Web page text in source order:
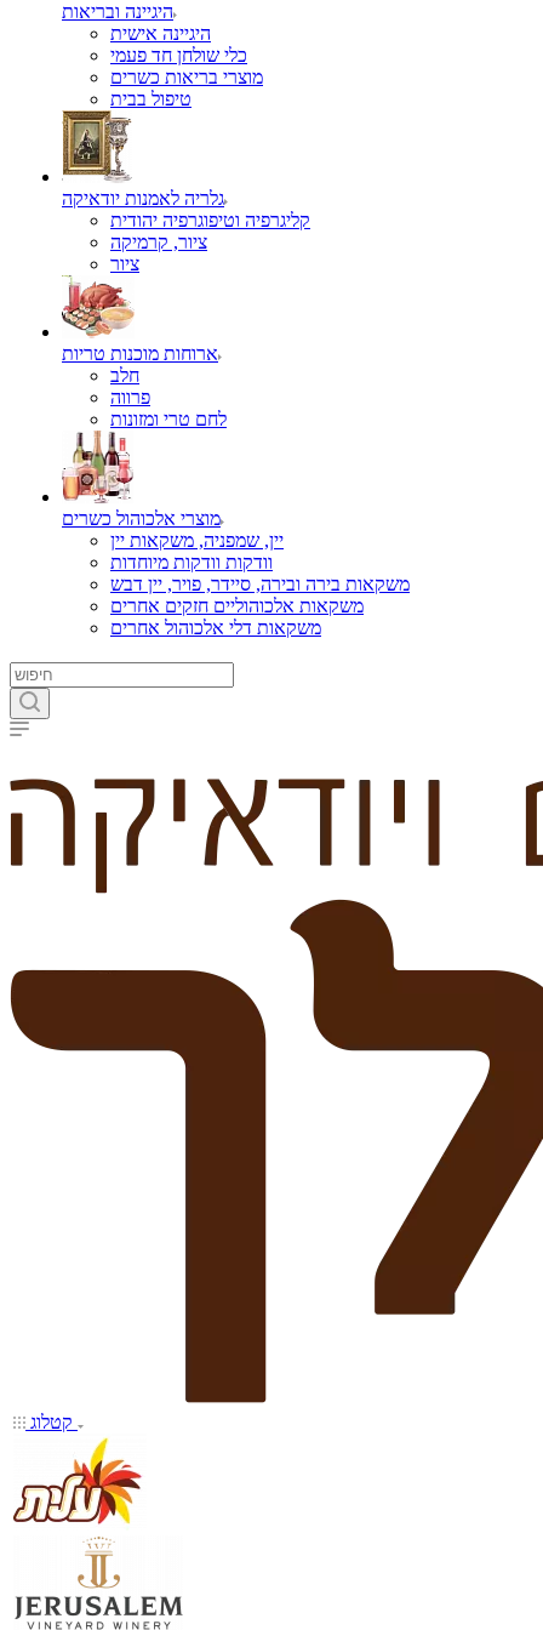
היגיינה ובריאות
היגיינה אישית
כלי שולחן חד פעמי
מוצרי בריאות כשרים
טיפול בבית
גלריה לאמנות יודאיקה
קליגרפיה וטיפוגרפיה יהודית
ציור, קרמיקה
ציור
ארוחות מוכנות טריות
חלב
פרווה
לחם טרי ומזונות
מוצרי אלכוהול כשרים
יין, שמפניה, משקאות יין
וודקות וודקות מיוחדות
משקאות בירה ובירה, סיידר, פויר, יין דבש
משקאות אלכוהוליים חזקים אחרים
משקאות דלי אלכוהול אחרים